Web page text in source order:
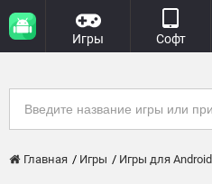
Игры Софт
Главная Игры Игры для Android